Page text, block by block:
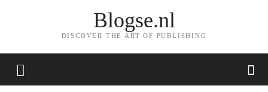
Blogse.nl
DISCOVER THE ART OF PUBLISHING